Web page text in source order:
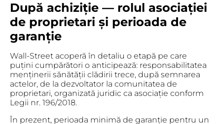
După achiziție — rolul asociației
de proprietari și perioada de
garanție
Wall-Street acoperă în detaliu o etapă pe care
puțini cumpărători o anticipează: responsabilitatea
menținerii sănătății clădirii trece, după semnarea
actelor, de la dezvoltator la comunitatea de
proprietari, organizată juridic ca asociație conform
Legii nr. 196/2018.
În prezent, perioada minimă de garanție pentru un